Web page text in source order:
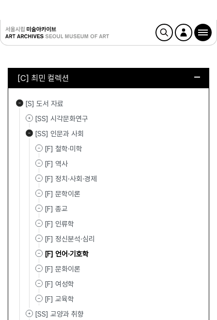
[C] 최민 컬렉션
[S] 도서 자료
[SS] 시각문화연구
[SS] 인문과 사회
[F] 철학·미학
[F] 역사
[F] 정치·사회·경제
[F] 문학이론
[F] 종교
[F] 인류학
[F] 정신분석·심리
[F] 언어·기호학
[F] 문화이론
[F] 여성학
[F] 교육학
[SS] 교양과 취향